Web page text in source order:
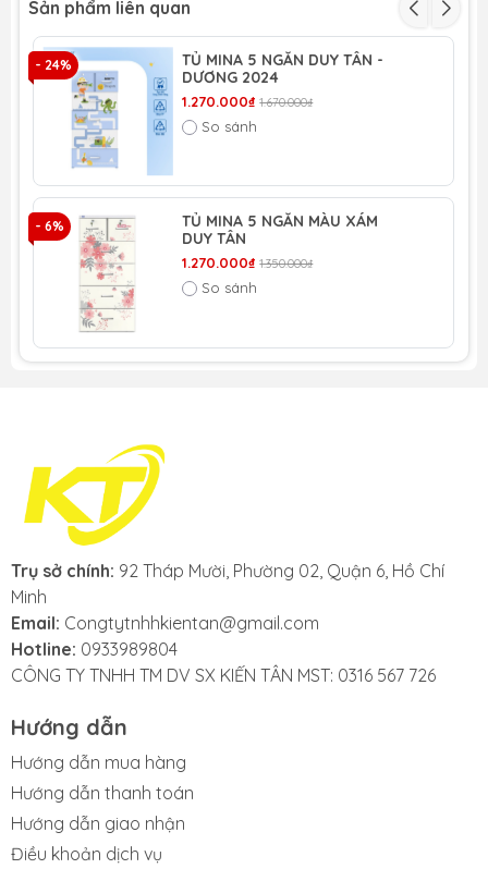
Sản phẩm liên quan
- 24%
TỦ MINA 5 NGĂN DUY TÂN -
DƯƠNG 2024
1.270.000₫ 1.670.000₫
So sánh
- 6%
TỦ MINA 5 NGĂN MÀU XÁM
DUY TÂN
1.270.000₫ 1.350.000₫
So sánh
Trụ sở chính: 92 Tháp Mười, Phường 02, Quận 6, Hồ Chí
Minh
Email: Congtytnhhkientan@gmail.com
Hotline: 0933989804
CÔNG TY TNHH TM DV SX KIẾN TÂN MST: 0316 567 726
Hướng dẫn
Hướng dẫn mua hàng
Hướng dẫn thanh toán
Hướng dẫn giao nhận
Điều khoản dịch vụ